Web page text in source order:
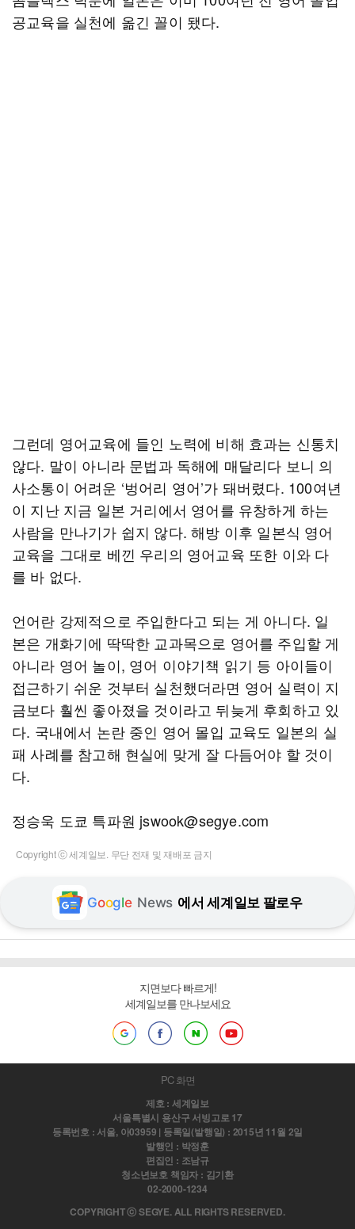
공교육을 실천에 옮긴 꼴이 됐다.
그런데 영어교육에 들인 노력에 비해 효과는 신통치
않다. 말이 아니라 문법과 독해에 매달리다 보니 의
사소통이 어려운 ‘벙어리 영어’가 돼버렸다. 100여년
이 지난 지금 일본 거리에서 영어를 유창하게 하는
사람을 만나기가 쉽지 않다. 해방 이후 일본식 영어
교육을 그대로 베낀 우리의 영어교육 또한 이와 다
를 바 없다.
언어란 강제적으로 주입한다고 되는 게 아니다. 일
본은 개화기에 딱딱한 교과목으로 영어를 주입할 게
아니라 영어 놀이, 영어 이야기책 읽기 등 아이들이
접근하기 쉬운 것부터 실천했더라면 영어 실력이 지
금보다 훨씬 좋아졌을 것이라고 뒤늦게 후회하고 있
다. 국내에서 논란 중인 영어 몰입 교육도 일본의 실
패 사례를 참고해 현실에 맞게 잘 다듬어야 할 것이
다.
정승욱 도쿄 특파원 jswook@segye.com
Copyright ⓒ 세계일보. 무단 전재 및 재배포 금지
Google News 에서 세계일보 팔로우
지면보다 빠르게!
세계일보를 만나보세요
PC 화면
제호 : 세계일보
서울특별시 용산구 서빙고로 17
등록번호 : 서울, 아03959 | 등록일(발행일) : 2015년 11월 2일
발행인 : 박정훈
편집인 : 조남규
청소년보호 책임자 : 김기환
02-2000-1234
COPYRIGHT ⓒ SEGYE. ALL RIGHTS RESERVED.